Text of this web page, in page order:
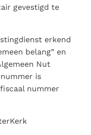
gevestigd te
erkend
belang” en
Nut
is
nummer